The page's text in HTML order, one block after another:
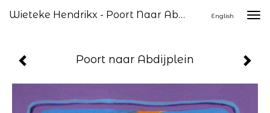
Wieteke Hendrikx - Poort Naar Abdijplein English
Poort naar Abdijplein